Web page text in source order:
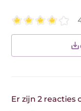
Er zijn 2 reacties